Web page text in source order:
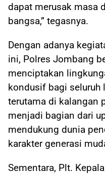
dapat merusak masa
bangsa,” tegasnya.
Dengan adanya
ini, Polres Jombang
menciptakan
kondusif bagi seluruh
terutama di kalangan
menjadi bagian dari
mendukung dunia
karakter generasi
Sementara, Plt.